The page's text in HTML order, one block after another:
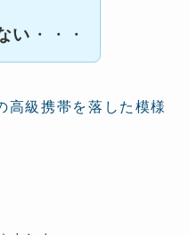
い ・・・
高級携帯を落した模様